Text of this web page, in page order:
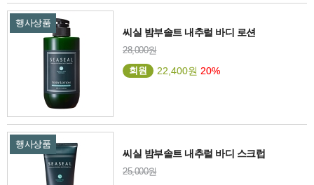
행사상품
씨실 밤부솔트 내추럴 바디 로션
28,000원
회원
22,400원 20%
행사상품
씨실 밤부솔트 내추럴 바디 스크럽
25,000원